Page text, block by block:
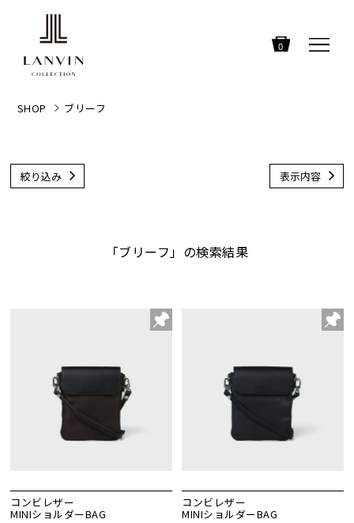
0
SHOP ブリーフ
絞り込み 表示内容
「ブリーフ」の検索結果
コンビレザー
MINIショルダーBAG
コンビレザー
MINIショルダーBAG